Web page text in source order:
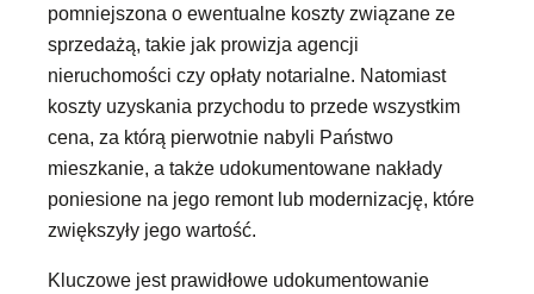
pomniejszona o ewentualne koszty związane ze
sprzedażą, takie jak prowizja agencji
nieruchomości czy opłaty notarialne. Natomiast
koszty uzyskania przychodu to przede wszystkim
cena, za którą pierwotnie nabyli Państwo
mieszkanie, a także udokumentowane nakłady
poniesione na jego remont lub modernizację, które
zwiększyły jego wartość.
Kluczowe jest prawidłowe udokumentowanie